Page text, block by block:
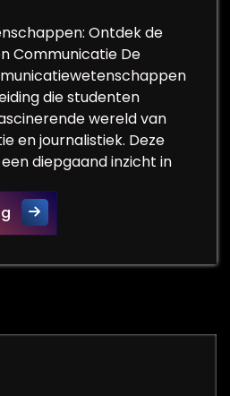
Ontdek de
Communicatie De
die studenten
wereld van
en journalistiek. Deze
diepgaand inzicht in
Ontdek de Boeiende